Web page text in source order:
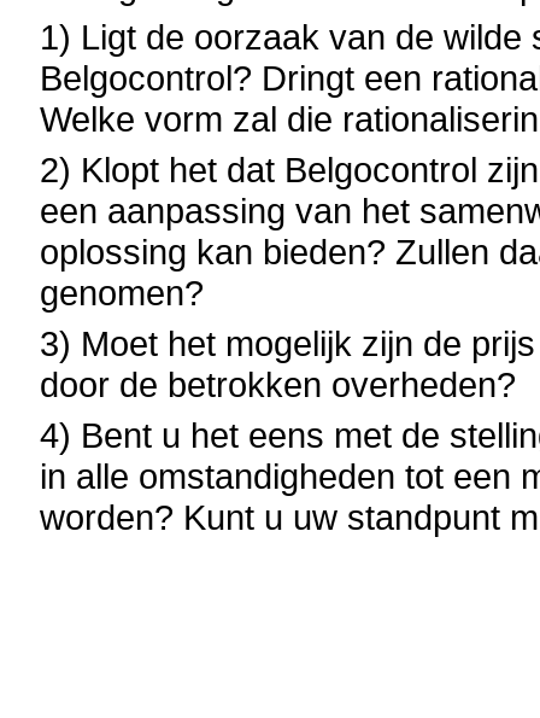
1) Ligt de oorzaak van de
Belgocontrol? Dringt een
Welke vorm zal die
2) Klopt het dat Belgocontrol
een aanpassing van het
oplossing kan bieden? Zullen
genomen?
3) Moet het mogelijk zijn de
door de betrokken overheden?
4) Bent u het eens met de
in alle omstandigheden tot een
worden? Kunt u uw standpunt